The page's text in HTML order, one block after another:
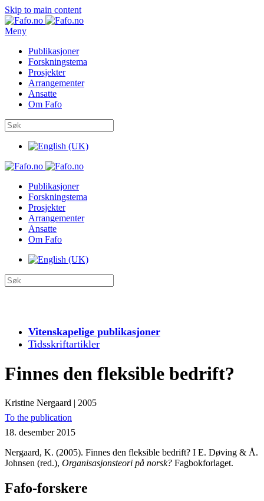
Skip to main content
Meny
Publikasjoner
Forskningstema
Prosjekter
Arrangementer
Ansatte
Om Fafo
Publikasjoner
Forskningstema
Prosjekter
Arrangementer
Ansatte
Om Fafo
Vitenskapelige publikasjoner
Tidsskriftartikler
Finnes den fleksible bedrift?
Kristine Nergaard | 2005
To the publication
18. desember 2015
Nergaard, K. (2005). Finnes den fleksible bedrift? I E. Døving & Å.
Johnsen (red.), Organisasjonsteori på norsk? Fagbokforlaget.
Fafo-forskere